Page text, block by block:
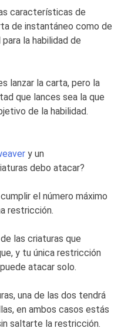
características de
de instantáneo como de
la habilidad de
lanzar la carta, pero la
que lances sea la que
de la habilidad.
y un
debo atacar?
el número máximo
restricción.
las criaturas que
y tu única restricción
atacar solo.
una de las dos tendrá
en ambos casos estás
saltarte la restricción.